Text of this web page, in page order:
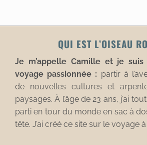
QUI EST L’OISEAU
Je m’appelle Camille et je
voyage passionnée : partir à
de nouvelles cultures et
paysages. À l’âge de 23 ans, j’ai
parti en tour du monde en sac à
tête. J’ai créé ce site sur le voyage